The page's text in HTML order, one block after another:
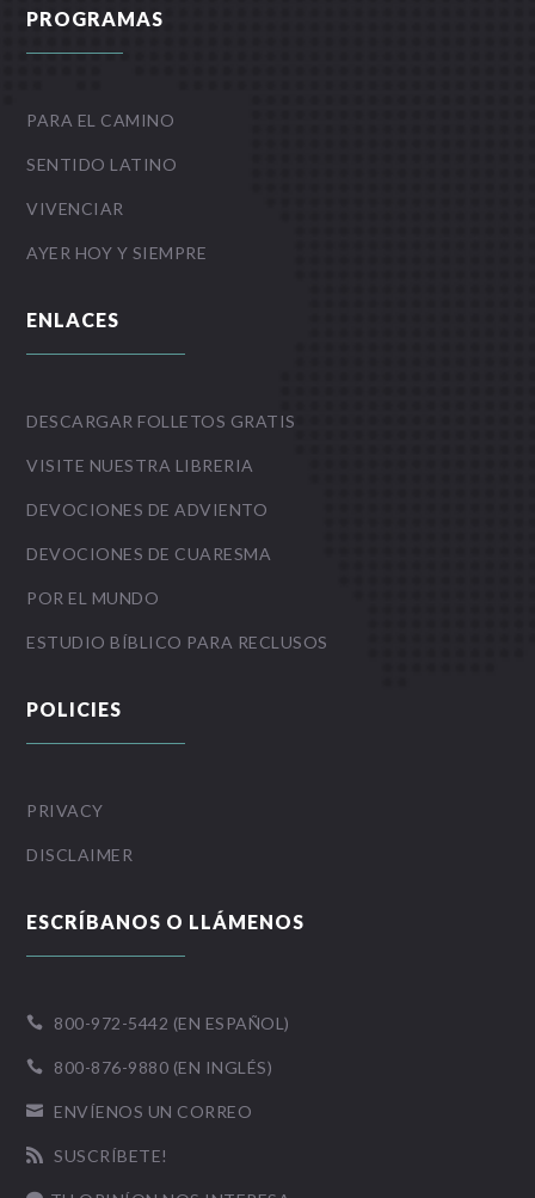
PROGRAMAS
PARA EL CAMINO
SENTIDO LATINO
VIVENCIAR
AYER HOY Y SIEMPRE
ENLACES
DESCARGAR FOLLETOS GRATIS
VISITE NUESTRA LIBRERIA
DEVOCIONES DE ADVIENTO
DEVOCIONES DE CUARESMA
POR EL MUNDO
ESTUDIO BÍBLICO PARA RECLUSOS
POLICIES
PRIVACY
DISCLAIMER
ESCRÍBANOS O LLÁMENOS
 800-972-5442 (EN ESPAÑOL)
 800-876-9880 (EN INGLÉS)
 ENVÍENOS UN CORREO
 SUSCRÍBETE!